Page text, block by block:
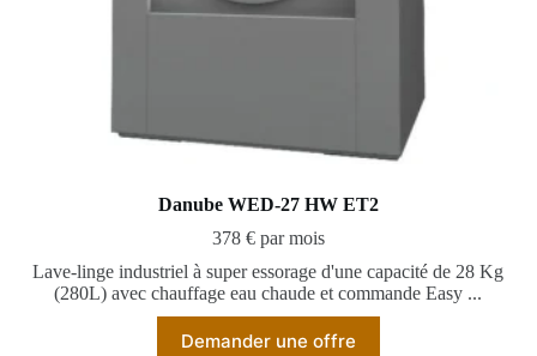
Danube WED-27 HW ET2
378 € par mois
Lave-linge industriel à super essorage d'une capacité de 28 Kg
(280L) avec chauffage eau chaude et commande Easy ...
Demander une offre